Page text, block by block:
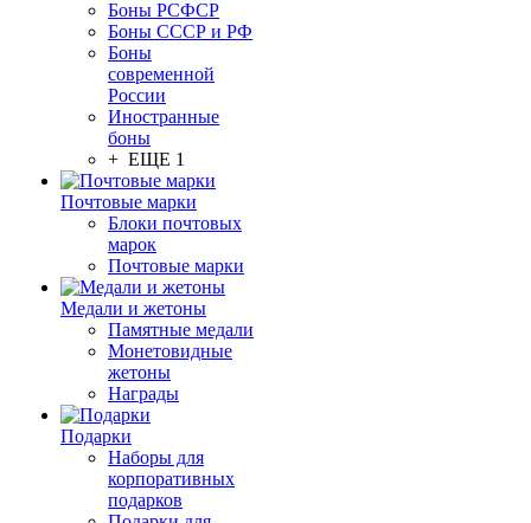
Боны РСФСР
Боны СССР и РФ
Боны
современной
России
Иностранные
боны
+ ЕЩЕ 1
Почтовые марки
Блоки почтовых
марок
Почтовые марки
Медали и жетоны
Памятные медали
Монетовидные
жетоны
Награды
Подарки
Наборы для
корпоративных
подарков